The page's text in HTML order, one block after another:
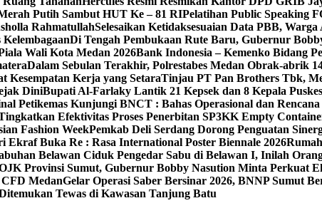
Putih Sambut HUT Ke – 81 RIPelatihan Public Speaking
RahmatullahSelesaikan Ketidaksesuaian Data PBB,
Di Tengah Pembukaan Rute Baru, Gubernur
Wali Kota Medan 2026Bank Indonesia – Kemenko Bidang
Dalam Sebulan Terakhir, Polrestabes Medan Obrak-abrik
Kesempatan Kerja yang SetaraTinjau PT Pan Brothers Tbk,
DiniBupati Al-Farlaky Lantik 21 Kepsek dan 8 Kepala
Petikemas Kunjungi BNCT : Bahas Operasional dan
Efektivitas Proses Penerbitan SP3KK Empty
Fashion WeekPemkab Deli Serdang Dorong Penguatan
Ekraf Buka Re : Rasa International Poster Biennale 2026
Belawan Ciduk Pengedar Sabu di Belawan I, Inilah
Provinsi Sumut, Gubernur Bobby Nasution Minta Perkuat
MedanGelar Operasi Saber Bersinar 2026, BNNP Sumut
Tewas di Kawasan Tanjung Batu